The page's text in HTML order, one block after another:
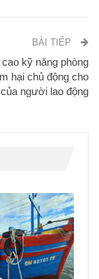
BÀI TIẾP
cao kỹ năng phòng
hại chủ động cho
người lao động